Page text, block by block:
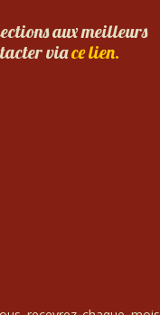
aux meilleurs
viace lien.